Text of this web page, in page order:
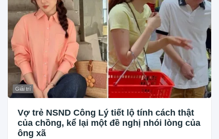
Giải trí
Vợ trẻ NSND Công Lý tiết lộ tính cách thật
của chồng, kể lại một đề nghị nhói lòng của
ông xã